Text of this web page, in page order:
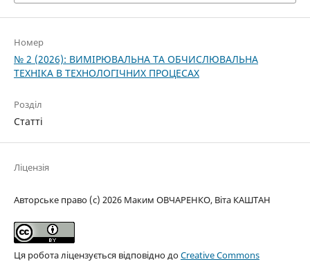
Номер
№ 2 (2026): ВИМІРЮВАЛЬНА ТА ОБЧИСЛЮВАЛЬНА
ТЕХНІКА В ТЕХНОЛОГІЧНИХ ПРОЦЕСАХ
Розділ
Статті
Ліцензія
Авторське право (c) 2026 Маким ОВЧАРЕНКО, Віта КАШТАН
Ця робота ліцензується відповідно доCreative Commons